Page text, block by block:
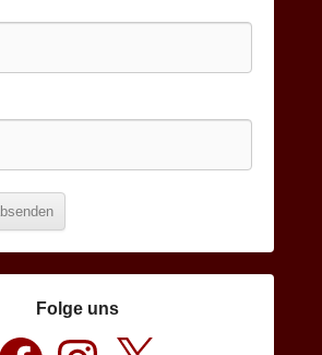
Folge uns
Facebook Instagram